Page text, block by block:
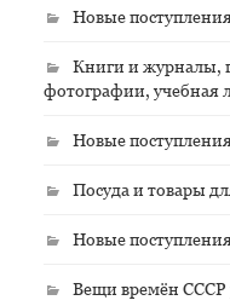
Новые
Книги и журналы,
фотографии, учебная
Новые
Посуда и товары
Новые
Вещи времён СССР